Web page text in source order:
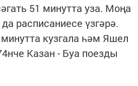
51 минутта уза. Моңа
расписаниесе үзгәрә.
кузгала һәм Яшел
Казан - Буа поезды